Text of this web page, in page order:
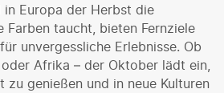
in Europa der Herbst die
Farben taucht, bieten Fernziele
unvergessliche Erlebnisse. Ob
Afrika – der Oktober lädt ein,
zu genießen und in neue Kulturen